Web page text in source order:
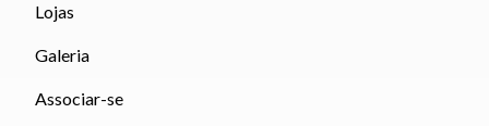
Lojas
Galeria
Associar-se